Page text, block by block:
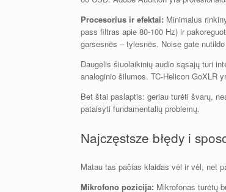
Procesorius ir efektai: Minimalus
pass filtras apie 80-100 Hz) ir
garsesnės – tylesnės. Noise gate
Daugelis šiuolaikinių audio sąsajų turi
analoginio šilumos. TC-Helicon GoXLR
Bet štai paslaptis: geriau turėti švarų,
pataisyti fundamentalių problemų.
Najczęstsze błędy i
Matau tas pačias klaidas vėl ir vėl, net
Mikrofono pozicija: Mikrofonas turėtų